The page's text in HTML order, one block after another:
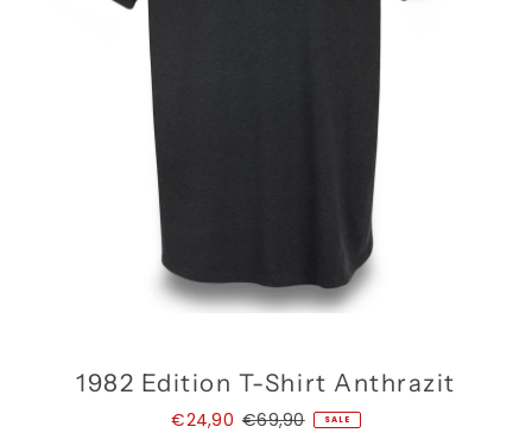
1982 Edition T-Shirt Anthrazit
Angebotspreis
€24,90 Regulärer
€69,90 SALE